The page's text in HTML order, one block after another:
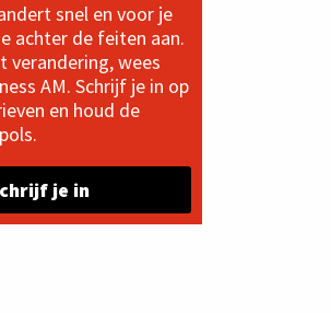
snel en voor je
achter de feiten aan.
verandering, wees
AM. Schrijf je in op
en houd de
je in